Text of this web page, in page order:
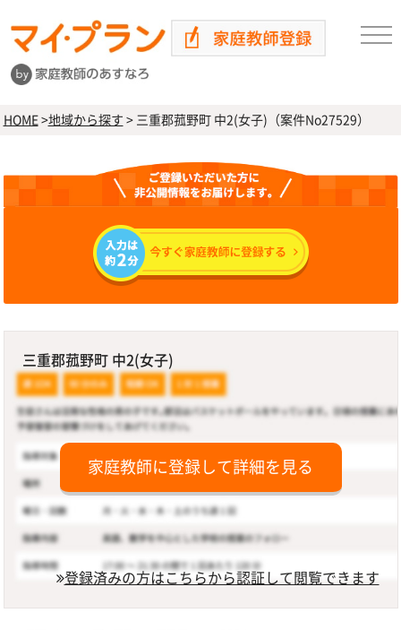
HOME>地域から探す >三重郡菰野町 中2(女子)（案件No27529）
三重郡菰野町 中2(女子)
家庭教師に登録して詳細を見る
登録済みの方はこちらから認証して閲覧できます